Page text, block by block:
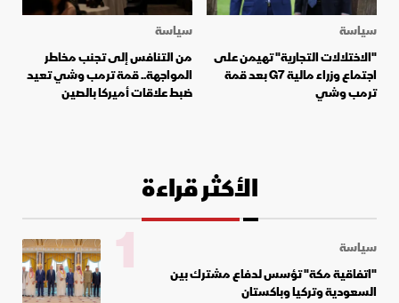
سياسة
"الاختلالات التجارية" تهيمن على
اجتماع وزراء مالية G7 بعد قمة
ترمب وشي
سياسة
من التنافس إلى تجنب مخاطر
المواجهة.. قمة ترمب وشي تعيد
ضبط علاقات أميركا بالصين
الأكثر قراءة
سياسة
"اتفاقية مكة" تؤسس لدفاع مشترك بين
السعودية وتركيا وباكستان
1